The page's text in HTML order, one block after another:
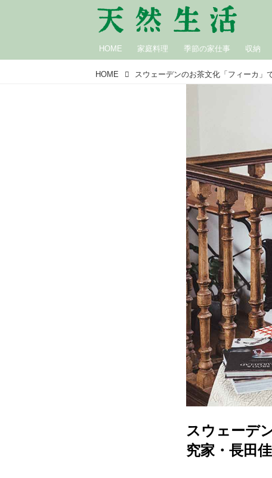
HOME 家庭料理 季節の家仕事 収納
HOME
スウェーデ
究家・長田